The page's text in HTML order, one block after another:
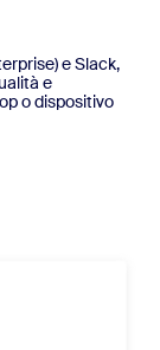
e Slack,
e
o dispositivo